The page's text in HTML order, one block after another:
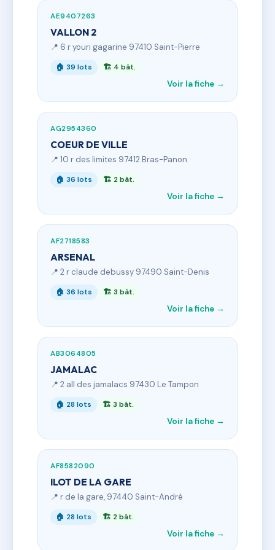
AE9407263
VALLON 2
📍 6 r youri gagarine 97410 Saint-Pierre
🏠 39 lots 🏗 4 bât.
Voir la fiche →
AG2954360
COEUR DE VILLE
📍 10 r des limites 97412 Bras-Panon
🏠 36 lots 🏗 2 bât.
Voir la fiche →
AF2718583
ARSENAL
📍 2 r claude debussy 97490 Saint-Denis
🏠 36 lots 🏗 3 bât.
Voir la fiche →
AB3064805
JAMALAC
📍 2 all des jamalacs 97430 Le Tampon
🏠 28 lots 🏗 3 bât.
Voir la fiche →
AF8582090
ILOT DE LA GARE
📍 r de la gare, 97440 Saint-André
🏠 28 lots 🏗 2 bât.
Voir la fiche →